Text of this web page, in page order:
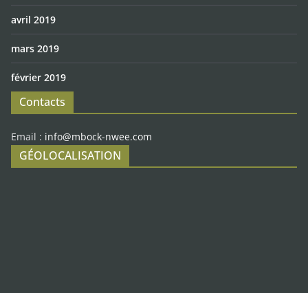
avril 2019
mars 2019
février 2019
Contacts
Email : info@mbock-nwee.com
GÉOLOCALISATION